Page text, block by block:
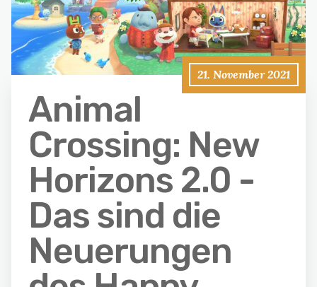
21. November 2021
Animal
Crossing: New
Horizons 2.0 -
Das sind die
Neuerungen